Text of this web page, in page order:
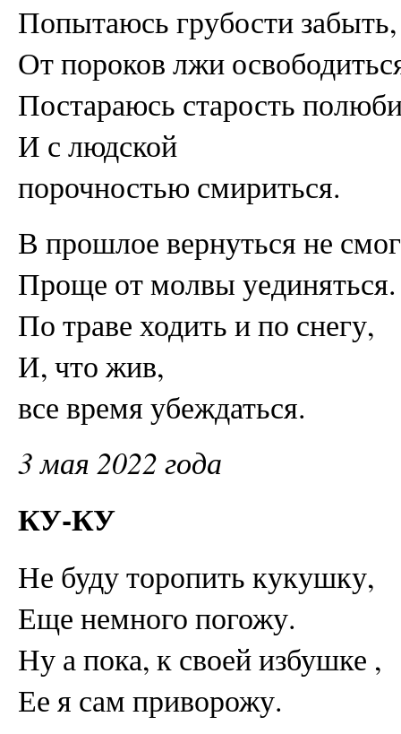
Попытаюсь грубости забыть,
От пороков лжи
Постараюсь старость
И с людской
порочностью смириться.
В прошлое вернуться не
Проще от молвы уединяться.
По траве ходить и по снегу,
И, что жив,
все время убеждаться.
3 мая 2022 года
КУ-КУ
Не буду торопить кукушку,
Еще немного погожу.
Ну а пока, к своей избушке ,
Ее я сам приворожу.